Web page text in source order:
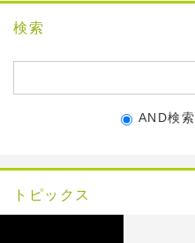
検索
AND検索
トピックス